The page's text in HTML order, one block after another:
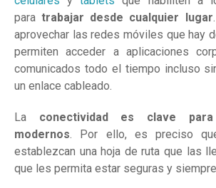
paratrabajar desde cualquier lugar
aprovechar las redes móviles que hay
permiten acceder a aplicaciones
comunicados todo el tiempo incluso
un enlace cableado.
La conectividad es clave
modernos. Por ello, es preciso
establezcan una hoja de ruta que las
que les permita estar seguras y